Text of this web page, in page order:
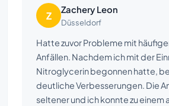
Z Zachery Leon
Düsseldorf
Hatte zuvor Probleme mit
Anfällen. Nachdem ich mit der
Nitroglycerin begonnen hatte,
deutliche Verbesserungen. Die
seltener und ich konnte zu einem